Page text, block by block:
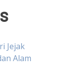
Jejak
Alam